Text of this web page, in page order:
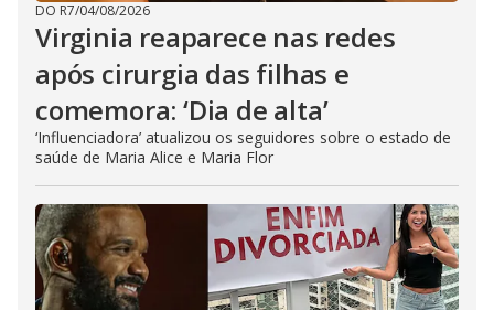
DO R7/04/08/2026
Virginia reaparece nas redes
após cirurgia das filhas e
comemora: ‘Dia de alta’
‘Influenciadora’ atualizou os seguidores sobre o estado de
saúde de Maria Alice e Maria Flor